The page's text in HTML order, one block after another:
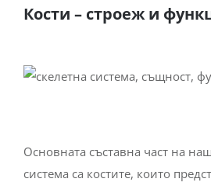
Кости – строеж и
Основната съставна част на
система са костите, които